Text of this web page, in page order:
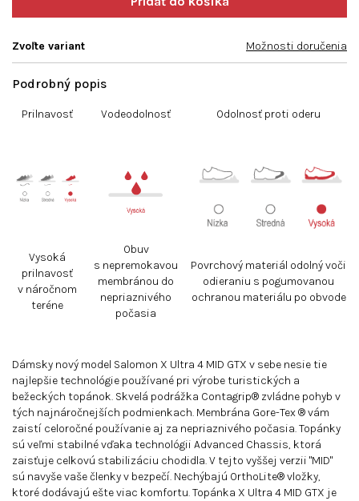
Zvoľte variant Možnosti doručenia
Podrobný popis
Prilnavosť Vodeodolnosť Odolnosť proti oderu
Vysoká
prilnavosť
v náročnom
teréne
Obuv
s nepremokavou
membránou do
nepriaznivého
počasia
Povrchový materiál odolný voči
odieraniu s pogumovanou
ochranou materiálu po obvode
Dámsky nový model Salomon X Ultra 4 MID GTX v sebe nesie tie
najlepšie technológie používané pri výrobe turistických a
bežeckých topánok. Skvelá podrážka Contagrip® zvládne pohyb v
tých najnáročnejších podmienkach. Membrána Gore-Tex ® vám
zaistí celoročné používanie aj za nepriaznivého počasia. Topánky
sú veľmi stabilné vďaka technológii Advanced Chassis, ktorá
zaisťuje celkovú stabilizáciu chodidla. V tejto vyššej verzii "MID"
sú navyše vaše členky v bezpečí. Nechýbajú OrthoLite® vložky,
ktoré dodávajú ešte viac komfortu. Topánka X Ultra 4 MID GTX je